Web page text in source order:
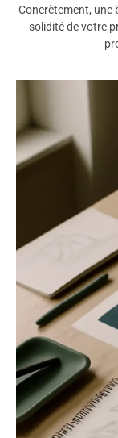
Concrètement, une
solidité de votre